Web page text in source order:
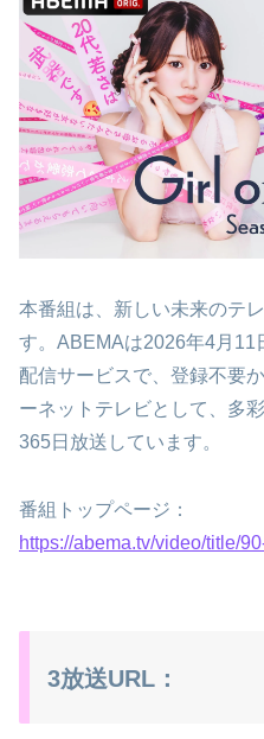
本番組は、新しい未来のテ
す。ABEMAは2026年4月11
配信サービスで、登録不要
ーネットテレビとして、多
365日放送しています。
番組トップページ：
https://abema.tv/video/title/
3放送URL：